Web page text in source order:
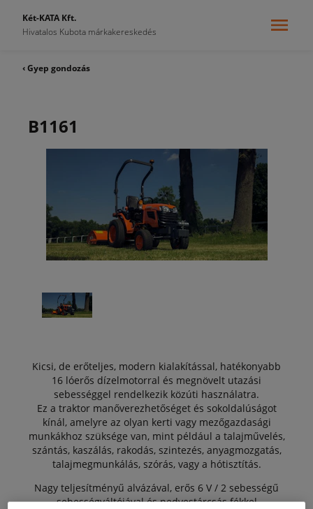
Két-KATA Kft.
Hivatalos Kubota márkakereskedés
‹ Gyep gondozás
B1161
Kicsi, de erőteljes, modern kialakítással, hatékonyabb
16 lóerős dízelmotorral és megnövelt utazási
sebességgel rendelkezik közúti használatra.
Ez a traktor manőverezhetőséget és sokoldalúságot
kínál, amelyre az olyan kerti vagy mezőgazdasági
munkákhoz szüksége van, mint például a talajművelés,
szántás, kaszálás, rakodás, szintezés, anyagmozgatás,
talajmegmunkálás, szórás, vagy a hótisztítás.
Nagy teljesítményű alvázával, erős 6 V / 2 sebességű
sebességváltójával és nedvestárcsás fékkel